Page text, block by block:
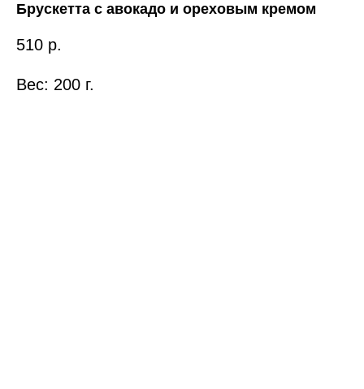
Брускетта с авокадо и ореховым кремом
510 р.
Вес: 200 г.